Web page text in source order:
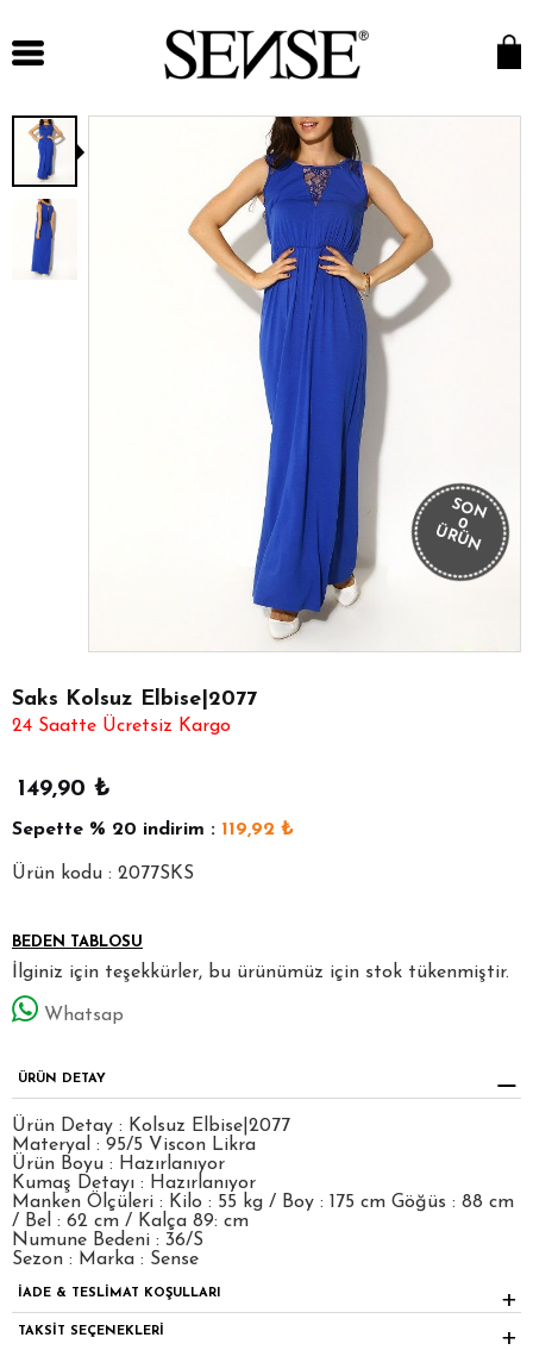
SON
0
ÜRÜN
Saks Kolsuz Elbise|2077
24 Saatte Ücretsiz Kargo
149,90 ₺
Sepette % 20 indirim : 119,92 ₺
Ürün kodu : 2077SKS
BEDEN TABLOSU
İlginiz için teşekkürler, bu ürünümüz için stok tükenmiştir.
Whatsap
ÜRÜN DETAY
Ürün Detay : Kolsuz Elbise|2077
Materyal : 95/5 Viscon Likra
Ürün Boyu : Hazırlanıyor
Kumaş Detayı : Hazırlanıyor
Manken Ölçüleri : Kilo : 55 kg / Boy : 175 cm Göğüs : 88 cm
/ Bel : 62 cm / Kalça 89: cm
Numune Bedeni : 36/S
Sezon : Marka : Sense
İADE & TESLİMAT KOŞULLARI
TAKSİT SEÇENEKLERİ